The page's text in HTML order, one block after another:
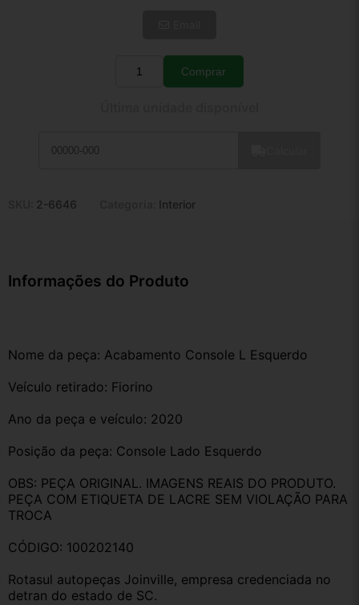
Quantidade
Comprar
2-6646 Interior
Informações do Produto
Nome da peça: Acabamento Console L Esquerdo
Veículo retirado: Fiorino
Ano da peça e veículo: 2020
Posição da peça: Console Lado Esquerdo
OBS: PEÇA ORIGINAL. IMAGENS REAIS DO PRODUTO.
PEÇA COM ETIQUETA DE LACRE SEM VIOLAÇÃO PARA
TROCA
CÓDIGO: 100202140
Rotasul autopeças Joinville, empresa credenciada no
detran do estado de SC.